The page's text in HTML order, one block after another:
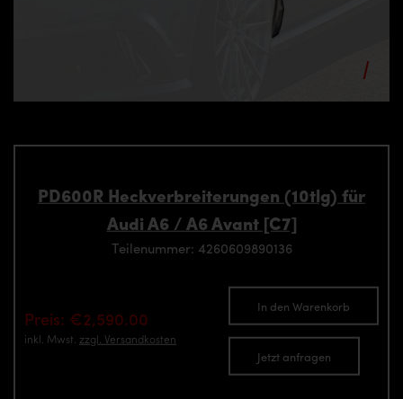
PD600R Heckverbreiterungen (10tlg) für
Audi A6 / A6 Avant [C7]
Teilenummer: 4260609890136
Preis: €2,590.00
inkl. Mwst. zzgl. Versandkosten
In den Warenkorb
Jetzt anfragen